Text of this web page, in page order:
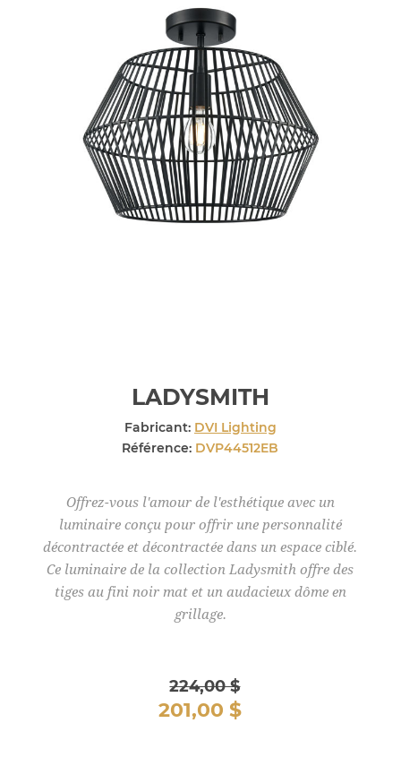
LADYSMITH
Fabricant: DVI Lighting
Référence: DVP44512EB
Offrez-vous l'amour de l'esthétique avec un
luminaire conçu pour offrir une personnalité
décontractée et décontractée dans un espace ciblé.
Ce luminaire de la collection Ladysmith offre des
tiges au fini noir mat et un audacieux dôme en
grillage.
224,00 $
201,00 $